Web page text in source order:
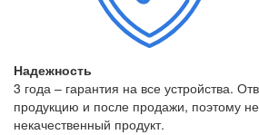
Надежность
3 года – гарантия на все устройства.
продукцию и после продажи, поэтому
некачественный продукт.